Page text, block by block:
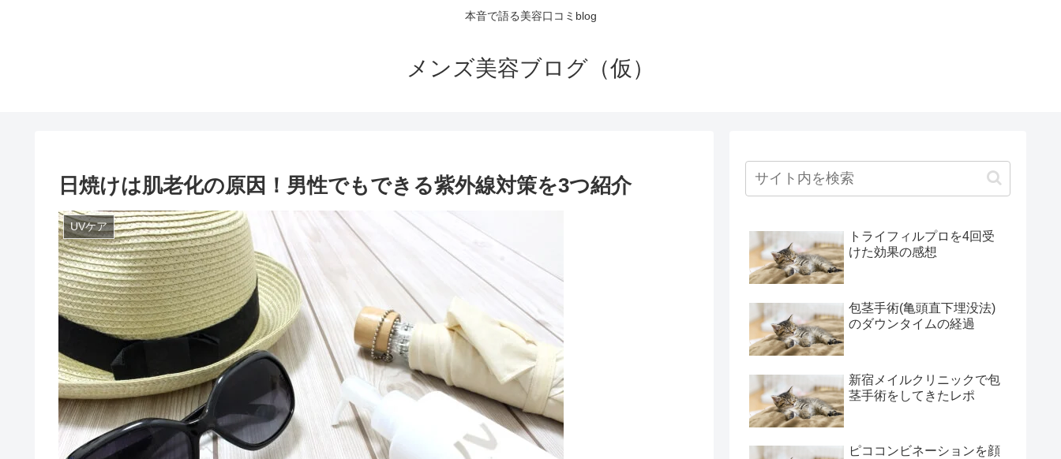
本音で語る美容口コミblog
メンズ美容ブログ（仮）
日焼けは肌老化の原因！男性でもできる紫外線対策を3つ紹介
UVケア
トライフィルプロを4回受
けた効果の感想
包茎手術(亀頭直下埋没法)
のダウンタイムの経過
新宿メイルクリニックで包
茎手術をしてきたレポ
ピココンビネーションを顔